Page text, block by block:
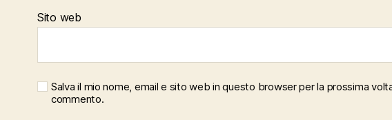
Sito web
Salva il mio nome, email e sito web in questo browser per la prossima
commento.